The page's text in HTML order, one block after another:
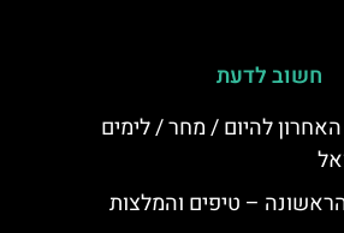
חשוב לדעת
להיום / מחר / לימים
– טיפים והמלצות